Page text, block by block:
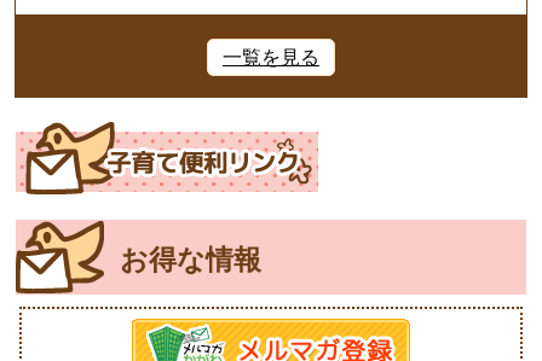
一覧を見る
お得な情報